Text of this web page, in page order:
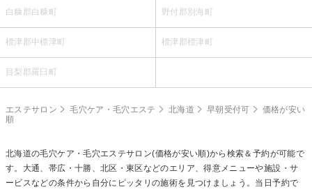
白糠郡白糠町 野付郡別海町
標津郡中標津町 標津郡標津町
目梨郡羅臼町
エステサロン 毛穴ケア・毛穴エステ 北海道 早朝受付可
価格が安い
順
北海道の毛穴ケア・毛穴エステサロン(価格が安い順)から検索＆予約が可能で
す。大通、帯広・十勝、北区・東区などのエリア、得意メニューや施設・サ
ービスなどの条件から自分にピッタリの施術を見つけましょう。当日予約で